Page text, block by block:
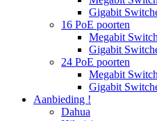
Gigabit
16 PoE poorten
Megabit
Gigabit
24 PoE poorten
Megabit
Gigabit
Aanbieding !
Dahua